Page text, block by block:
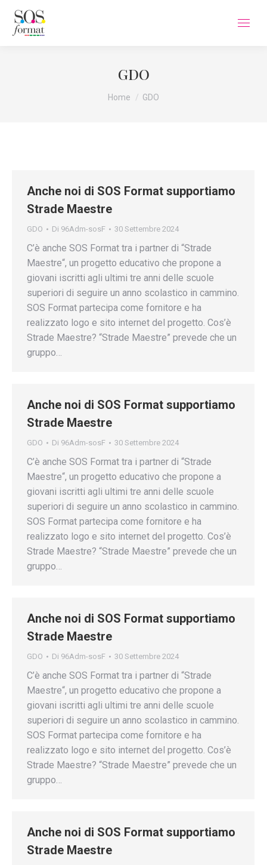
GDO
Tu sei qui:
Home GDO
Anche noi di SOS Format supportiamo
Strade Maestre
GDO Di 96Adm-sosF 30 Settembre 2024
C’è anche SOS Format tra i partner di “Strade
Maestre“, un progetto educativo che propone a
giovani iscritti agli ultimi tre anni delle scuole
superiori di seguire un anno scolastico in cammino.
SOS Format partecipa come fornitore e ha
realizzato logo e sito internet del progetto. Cos’è
Strade Maestre? “Strade Maestre” prevede che un
gruppo…
Anche noi di SOS Format supportiamo
Strade Maestre
GDO Di 96Adm-sosF 30 Settembre 2024
C’è anche SOS Format tra i partner di “Strade
Maestre“, un progetto educativo che propone a
giovani iscritti agli ultimi tre anni delle scuole
superiori di seguire un anno scolastico in cammino.
SOS Format partecipa come fornitore e ha
realizzato logo e sito internet del progetto. Cos’è
Strade Maestre? “Strade Maestre” prevede che un
gruppo…
Anche noi di SOS Format supportiamo
Strade Maestre
GDO Di 96Adm-sosF 30 Settembre 2024
C’è anche SOS Format tra i partner di “Strade
Maestre“, un progetto educativo che propone a
giovani iscritti agli ultimi tre anni delle scuole
superiori di seguire un anno scolastico in cammino.
SOS Format partecipa come fornitore e ha
realizzato logo e sito internet del progetto. Cos’è
Strade Maestre? “Strade Maestre” prevede che un
gruppo…
Anche noi di SOS Format supportiamo
Strade Maestre